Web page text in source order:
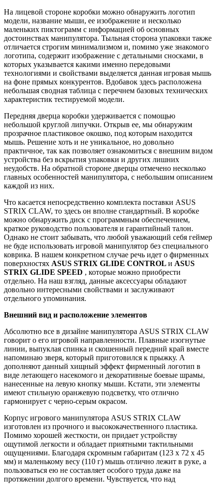
На лицевой стороне коробки можно обнаружить логотип
модели, название мыши, ее изображение и несколько
маленьких пиктограмм с информацией об основных
достоинствах манипулятора. Тыльная сторона упаковки также
отличается строгим минимализмом и, помимо уже знакомого
логотипа, содержит изображение с детальными сносками, в
которых указывается какими именно передовыми
технологиями и свойствами выделяется данная игровая мышь
на фоне прямых конкурентов. Вдобавок здесь расположена
небольшая сводная таблица с перечнем базовых технических
характеристик тестируемой модели.
Передняя дверца коробки удерживается с помощью
небольшой круглой липучки. Открыв ее, мы обнаружим
прозрачное пластиковое окошко, под которым находится
мышь. Решение хоть и не уникальное, но довольно
практичное, так как позволяет ознакомиться с внешним видом
устройства без вскрытия упаковки и других лишних
неудобств. На обратной стороне дверцы отмечено несколько
главных особенностей манипулятора, с небольшим описанием
каждой из них.
Что касается непосредственно комплекта поставки ASUS
STRIX CLAW, то здесь он вполне стандартный. В коробке
можно обнаружить диск с программным обеспечением,
краткое руководство пользователя и гарантийный талон.
Однако не стоит забывать, что любой уважающий себя геймер
не буде использовать игровой манипулятор без специального
коврика. В нашем конкретном случае речь идет о фирменных
поверхностях ASUS STRIX GLIDE CONTROL и ASUS
STRIX GLIDE SPEED , которые можно приобрести
отдельно. На наш взгляд, данные аксессуары обладают
довольно интересными свойствами и заслуживают
отдельного упоминания.
Внешний вид и расположение элементов
Абсолютно все в дизайне манипулятора ASUS STRIX CLAW
говорит о его игровой направленности. Плавные изогнутые
линии, выпуклая спинка и скошенный передний край вместе
напоминаю зверя, который приготовился к прыжку. А
дополняют данный хищный эффект фирменный логотип в
виде летающего насекомого и декоративные боевые шрамы,
нанесенные на левую кнопку мыши. Кстати, эти элементы
имеют стильную оранжевую подсветку, что отлично
гармонирует с черно-серым окрасом.
Корпус игрового манипулятора ASUS STRIX CLAW
изготовлен из прочного и высококачественного пластика.
Помимо хорошей жесткости, он придает устройству
ощутимой легкости и обладает приятными тактильными
ощущениями. Благодаря скромным габаритам (123 х 72 х 45
мм) и маленькому весу (110 г) мышь отлично лежит в руке, а
пользоваться ею не составляет особого труда даже на
протяжении долгого времени. Чувствуется, что над